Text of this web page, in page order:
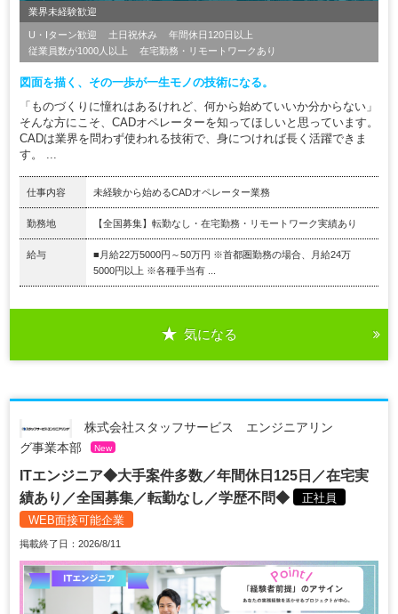
業界未経験歓迎
U・Iターン歓迎 土日祝休み
年間休日120日以上
従業員数が1000人以上
在宅勤務・リモートワークあり
図面を描く、その一歩が一生モノの技術になる。
「ものづくりに憧れはあるけれど、何から始めていいか分からない」
そんな方にこそ、CADオペレーターを知ってほしいと思っています。
CADは業界を問わず使われる技術で、身につければ長く活躍できま
す。 ...
仕事内容 未経験から始めるCADオペレーター業務
勤務地 【全国募集】転勤なし・在宅勤務・リモートワーク実績あり
給与
■月給22万5000円～50万円 ※首都圏勤務の場合、月給24万
5000円以上 ※各種手当有 ...
気になる
株式会社スタッフサービス エンジニアリン
グ事業本部
New
ITエンジニア◆大手案件多数／年間休日125日／在宅実
績あり／全国募集／転勤なし／学歴不問◆
正社員
WEB面接可能企業
掲載終了日：2026/8/11